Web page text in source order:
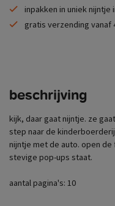
inpakken in uniek nijntje
gratis verzending vanaf
beschrijving
kijk, daar gaat nijntje. ze
step naar de
nijntje met de auto. open
stevige pop-ups staat.
aantal pagina's: 10